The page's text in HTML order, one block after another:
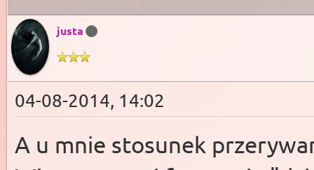
justa
04-08-2014, 14:02
A u mnie stosunek